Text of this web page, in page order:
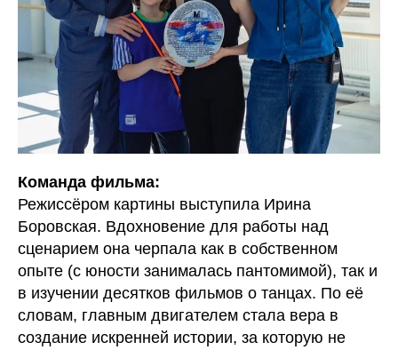
Команда фильма:
Режиссёром картины выступила Ирина
Боровская. Вдохновение для работы над
сценарием она черпала как в собственном
опыте (с юности занималась пантомимой), так и
в изучении десятков фильмов о танцах. По её
словам, главным двигателем стала вера в
создание искренней истории, за которую не